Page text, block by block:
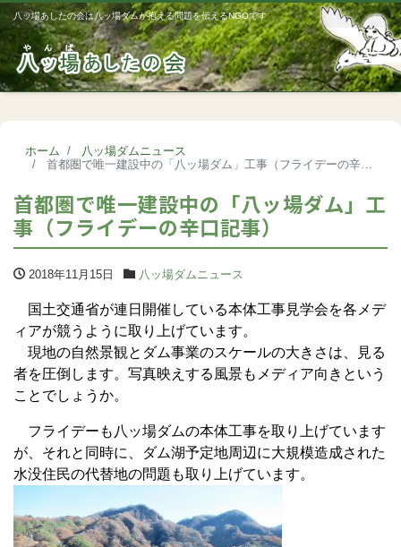
八ッ場あしたの会は八ッ場ダムが抱える問題を伝えるNGOです
ホーム
八ッ場ダムニュース
首都圏で唯一建設中の「八ッ場ダム」工事（フライデーの辛口記事）
首都圏で唯一建設中の「八ッ場ダム」工
事（フライデーの辛口記事）
2018年11月15日 八ッ場ダムニュース
国土交通省が連日開催している本体工事見学会を各メデ
ィアが競うように取り上げています。
現地の自然景観とダム事業のスケールの大きさは、見る
者を圧倒します。写真映えする風景もメディア向きという
ことでしょうか。
フライデーも八ッ場ダムの本体工事を取り上げています
が、それと同時に、ダム湖予定地周辺に大規模造成された
水没住民の代替地の問題も取り上げています。